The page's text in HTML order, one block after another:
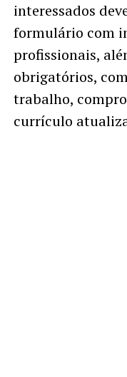
interessados
formulário com
profissionais,
obrigatórios,
trabalho,
currículo